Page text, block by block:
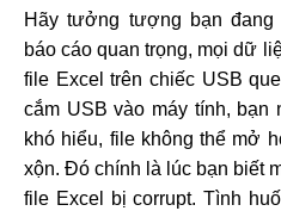
Hãy tưởng tượng bạn đang
báo cáo quan trọng, mọi dữ
file Excel trên chiếc USB
cắm USB vào máy tính,
khó hiểu, file không thể mở
xộn. Đó chính là lúc bạn biết
file Excel bị corrupt. Tình